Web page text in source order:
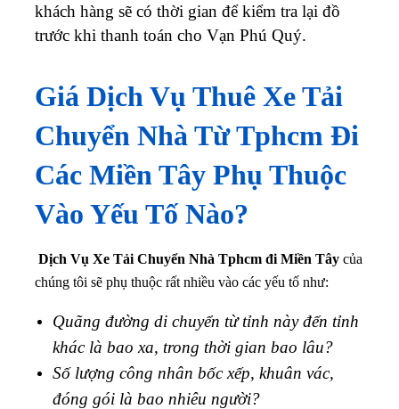
khách hàng sẽ có thời gian để kiểm tra lại đồ
trước khi thanh toán cho Vạn Phú Quý.
Giá Dịch Vụ Thuê Xe Tải
Chuyển Nhà Từ Tphcm Đi
Các Miền Tây Phụ Thuộc
Vào Yếu Tố Nào?
Dịch Vụ Xe Tải Chuyển Nhà Tphcm đi Miền Tây của
chúng tôi sẽ phụ thuộc rất nhiều vào các yếu tố như:
Quãng đường di chuyển từ tỉnh này đến tỉnh
khác là bao xa, trong thời gian bao lâu?
Số lượng công nhân bốc xếp, khuân vác,
đóng gói là bao nhiêu người?